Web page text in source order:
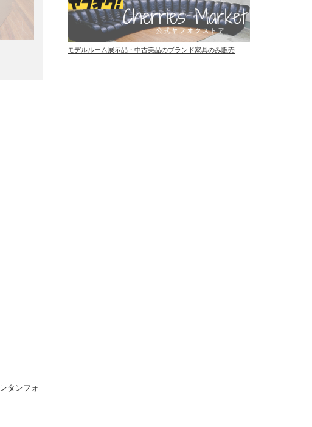
タンフォ
モデルルーム展示品・中古美品のブランド家具のみ販売